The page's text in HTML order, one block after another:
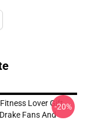
Lover Gift
Fans And
-20%